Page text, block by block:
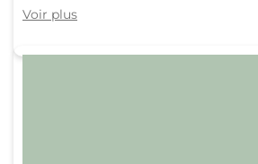
Voir plus